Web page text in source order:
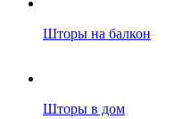
Шторы на балкон
Шторы в дом